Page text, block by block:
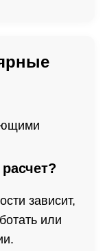
зависит,
или